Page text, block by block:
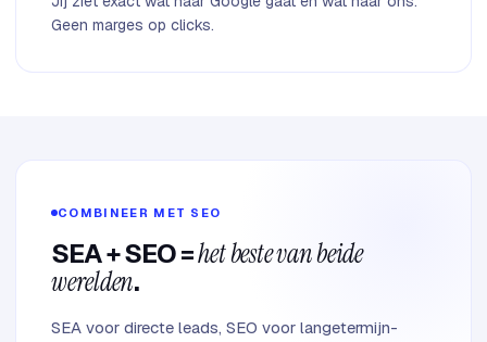
Geen marges op clicks.
COMBINEER MET SEO
SEA + SEO =het beste van beide
werelden.
SEA voor directe leads, SEO voor langetermijn-